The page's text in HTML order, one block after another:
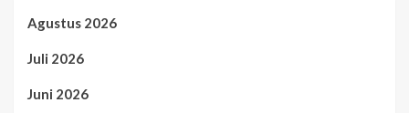
Agustus 2026
Juli 2026
Juni 2026